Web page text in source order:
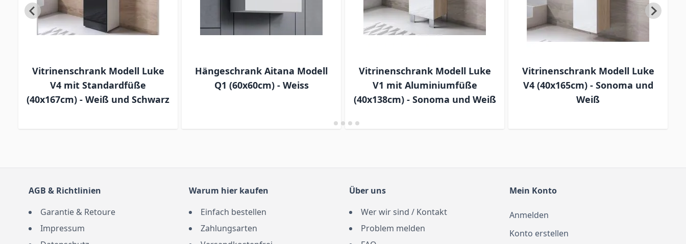
Vitrinenschrank Modell Luke
V4 mit Standardfüße
(40x167cm) - Weiß und Schwarz
Hängeschrank Aitana Modell
Q1 (60x60cm) - Weiss
Vitrinenschrank Modell Luke
V1 mit Aluminiumfüße
(40x138cm) - Sonoma und Weiß
Vitrinenschrank Modell Luke
V4 (40x165cm) - Sonoma und
Weiß
AGB & Richtlinien
Garantie & Retoure
Impressum
Warum hier kaufen
Einfach bestellen
Zahlungsarten
Über uns
Wer wir sind / Kontakt
Problem melden
Mein Konto
Anmelden
Konto erstellen